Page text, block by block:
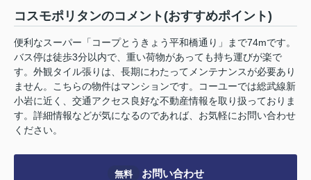
コスモポリタンのコメント(おすすめポイント)
便利なスーパー「コープとうきょう平和橋通り」まで74mです。
バス停は徒歩3分以内で、重い荷物があっても持ち運びが楽で
す。外観タイル張りは、長期にわたってメンテナンスが必要あり
ません。こちらの物件はマンションです。コーユーでは総武線新
小岩に近く、交通アクセス良好な不動産情報を取り扱っておりま
す。詳細情報などが気になるのであれば、お気軽にお問い合わせ
ください。
無料 お問い合わせ